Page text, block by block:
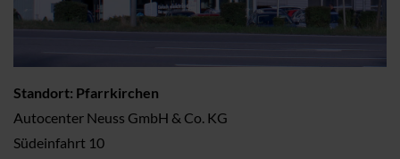
Standort: Pfarrkirchen
Autocenter Neuss GmbH & Co. KG
Südeinfahrt 10